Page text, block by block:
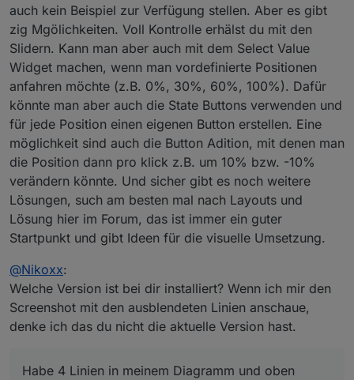
auch kein Beispiel zur Verfügung stellen. Aber es gibt
zig Mgölichkeiten. Voll Kontrolle erhälst du mit den
Slidern. Kann man aber auch mit dem Select Value
Widget machen, wenn man vordefinierte Positionen
anfahren möchte (z.B. 0%, 30%, 60%, 100%). Dafür
könnte man aber auch die State Buttons verwenden und
für jede Position einen eigenen Button erstellen. Eine
möglichkeit sind auch die Button Adition, mit denen man
die Position dann pro klick z.B. um 10% bzw. -10%
verändern könnte. Und sicher gibt es noch weitere
Lösungen, such am besten mal nach Layouts und
Lösung hier im Forum, das ist immer ein guter
Startpunkt und gibt Ideen für die visuelle Umsetzung.
@Nikoxx:
Welche Version ist bei dir installiert? Wenn ich mir den
Screenshot mit den ausblendeten Linien anschaue,
denke ich das du nicht die aktuelle Version hast.
Habe 4 Linien in meinem Diagramm und oben